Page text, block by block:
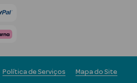
Política de Serviços Mapa do Site